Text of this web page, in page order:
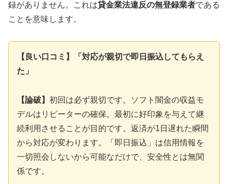
録がありません。これは貸金業法違反の無登録業者である
ことを意味します。
【良い口コミ】「対応が親切で即日振込してもらえ
た」
【論破】 初回は必ず親切です。ソフト闇金の収益モ
デルはリピーターの確保。最初に好印象を与えて継
続利用させることが目的です。返済が1日遅れた瞬間
から対応が変わります。「即日振込」は信用情報を
一切照会しないから可能なだけで、安全性とは無関
係です。